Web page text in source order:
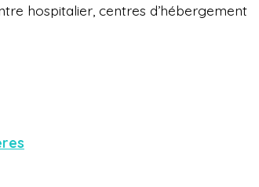
hospitalier, centres d’hébergement